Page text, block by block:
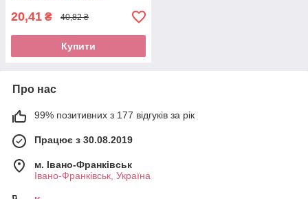
20,41 ₴ 40,82 ₴
Купити
Про нас
99% позитивних з 177 відгуків за рік
Працює з 30.08.2019
м. Івано-Франківськ
Івано-Франківськ, Україна